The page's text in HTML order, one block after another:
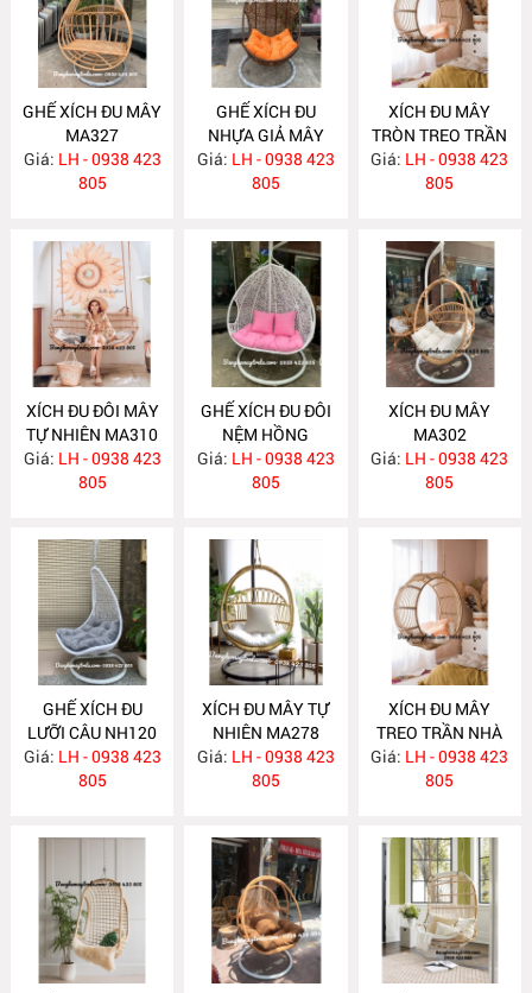
GHẾ XÍCH ĐU MÂY
MA327
Giá: LH - 0938 423
805
GHẾ XÍCH ĐU
NHỰA GIẢ MÂY
NH132
Giá: LH - 0938 423
805
XÍCH ĐU MÂY
TRÒN TREO TRẦN
NHÀ MA313
Giá: LH - 0938 423
805
XÍCH ĐU ĐÔI MÂY
TỰ NHIÊN MA310
Giá: LH - 0938 423
805
GHẾ XÍCH ĐU ĐÔI
NỆM HỒNG
NH123
Giá: LH - 0938 423
805
XÍCH ĐU MÂY
MA302
Giá: LH - 0938 423
805
GHẾ XÍCH ĐU
LƯỠI CÂU NH120
Giá: LH - 0938 423
805
XÍCH ĐU MÂY TỰ
NHIÊN MA278
Giá: LH - 0938 423
805
XÍCH ĐU MÂY
TREO TRẦN NHÀ
MA271
Giá: LH - 0938 423
805